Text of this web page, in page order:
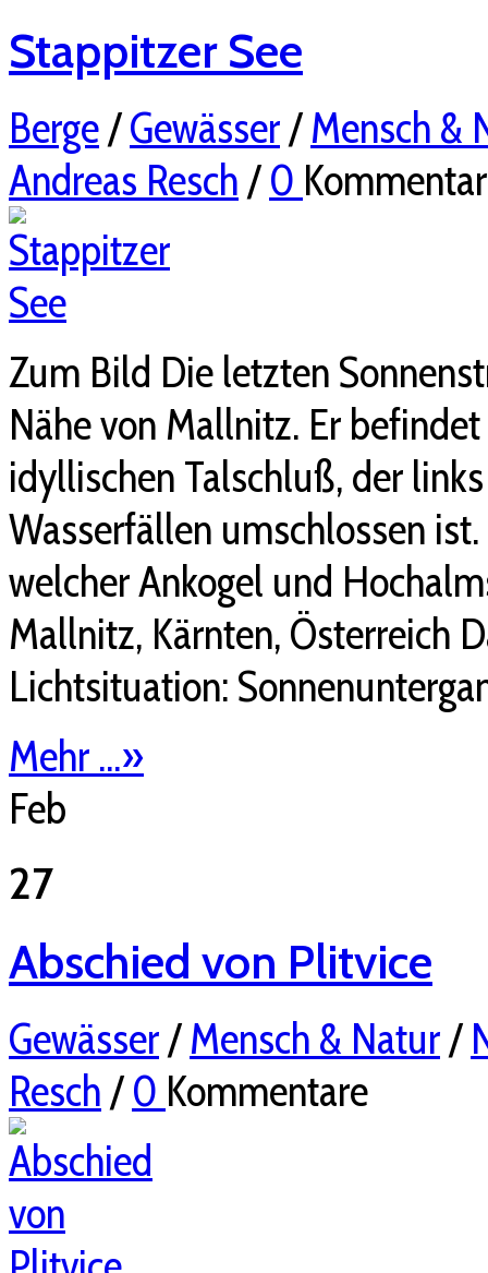
Stappitzer See
Berge/Gewässer/Mensch &
Andreas Resch/0
Zum Bild Die letzten
Nähe von Mallnitz. Er
idyllischen Talschluß, der
Wasserfällen umschlossen
welcher Ankogel und
Mallnitz, Kärnten, Österreich
Lichtsituation:
Mehr ...»
Feb
27
Abschied von Plitvice
Gewässer/Mensch & Natur/
Resch/0 Kommentare